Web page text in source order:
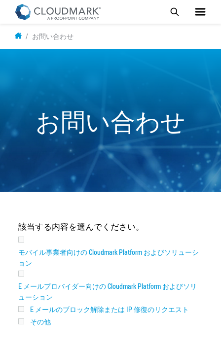
動
お問い合わせ
お問い合わせ
該当する内容を選んでください。
モバイル事業者向けの Cloudmark Platform およびソリューシ
ョン
E メールプロバイダー向けの Cloudmark Platform およびソリ
ューション
E メールのブロック解除または IP 修復のリクエスト
その他